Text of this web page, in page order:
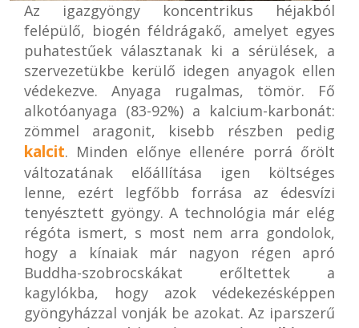
Az igazgyöngy koncentrikus héjakból
felépülő, biogén féldrágakő, amelyet egyes
puhatestűek választanak ki a sérülések, a
szervezetükbe kerülő idegen anyagok ellen
védekezve. Anyaga rugalmas, tömör. Fő
alkotóanyaga (83-92%) a kalcium-karbonát:
zömmel aragonit, kisebb részben pedig
kalcit. Minden előnye ellenére porrá őrölt
változatának előállítása igen költséges
lenne, ezért legfőbb forrása az édesvízi
tenyésztett gyöngy. A technológia már elég
régóta ismert, s most nem arra gondolok,
hogy a kínaiak már nagyon régen apró
Buddha-szobrocskákat erőltettek a
kagylókba, hogy azok védekezésképpen
gyöngyházzal vonják be azokat. Az iparszerű